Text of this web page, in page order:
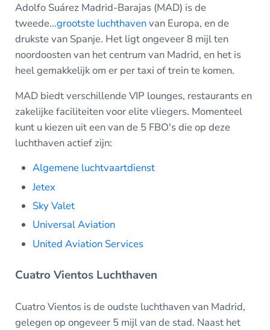
Adolfo Suárez Madrid-Barajas (MAD) is de
tweede...grootste luchthavenvan Europa, en de
drukste van Spanje. Het ligt ongeveer 8 mijl ten
noordoosten van het centrum van Madrid, en het is
heel gemakkelijk om er per taxi of trein te komen.
MAD biedt verschillende VIP lounges, restaurants en
zakelijke faciliteiten voor elite vliegers. Momenteel
kunt u kiezen uit een van de 5 FBO's die op deze
luchthaven actief zijn:
Algemene luchtvaartdienst
Jetex
Sky Valet
Universal Aviation
United Aviation Services
Cuatro Vientos Luchthaven
Cuatro Vientos is de oudste luchthaven van Madrid,
gelegen op ongeveer 5 mijl van de stad. Naast het